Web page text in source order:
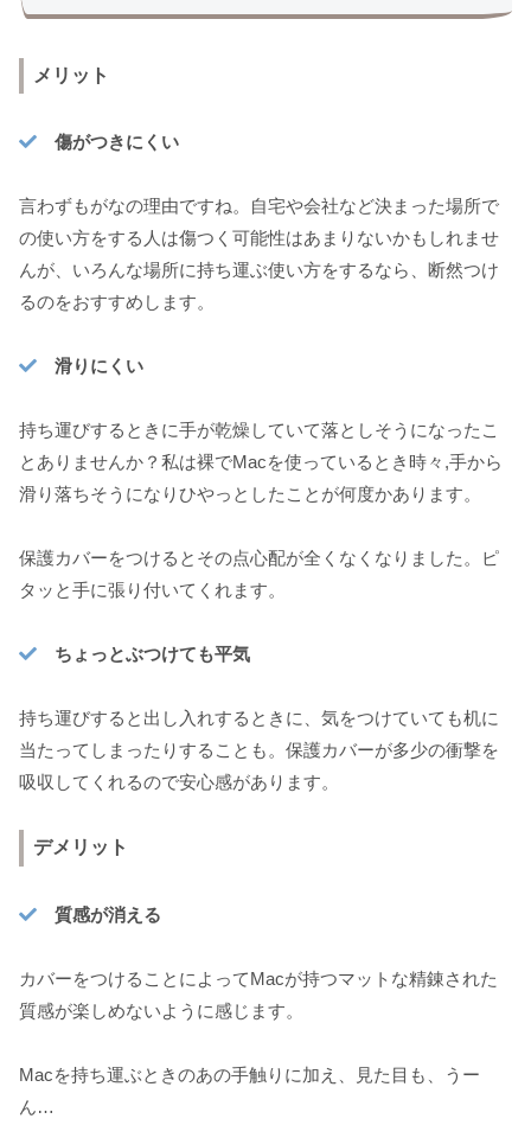
メリット
傷がつきにくい
言わずもがなの理由ですね。自宅や会社など決まった場所で
の使い方をする人は傷つく可能性はあまりないかもしれませ
んが、いろんな場所に持ち運ぶ使い方をするなら、断然つけ
るのをおすすめします。
滑りにくい
持ち運びするときに手が乾燥していて落としそうになったこ
とありませんか？私は裸でMacを使っているとき時々,手から
滑り落ちそうになりひやっとしたことが何度かあります。
保護カバーをつけるとその点心配が全くなくなりました。ピ
タッと手に張り付いてくれます。
ちょっとぶつけても平気
持ち運びすると出し入れするときに、気をつけていても机に
当たってしまったりすることも。保護カバーが多少の衝撃を
吸収してくれるので安心感があります。
デメリット
質感が消える
カバーをつけることによってMacが持つマットな精錬された
質感が楽しめないように感じます。
Macを持ち運ぶときのあの手触りに加え、見た目も、うー
ん…